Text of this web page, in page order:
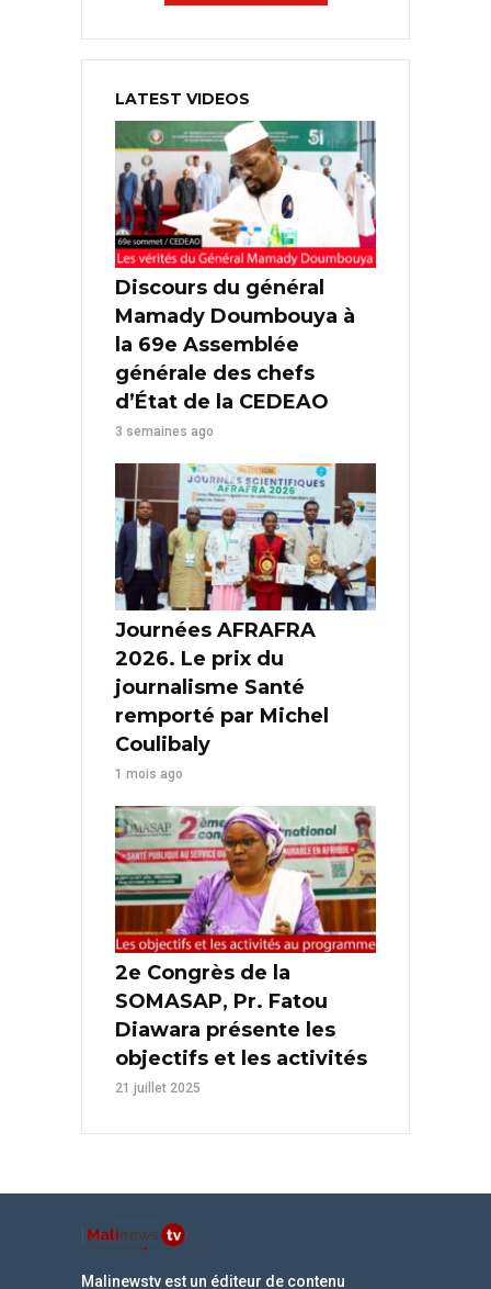
LATEST VIDEOS
Discours du général
Mamady Doumbouya à
la 69e Assemblée
générale des chefs
d’État de la CEDEAO
3 semaines ago
Journées AFRAFRA
2026. Le prix du
journalisme Santé
remporté par Michel
Coulibaly
1 mois ago
2e Congrès de la
SOMASAP, Pr. Fatou
Diawara présente les
objectifs et les activités
21 juillet 2025
Malinewstv est un éditeur de contenu